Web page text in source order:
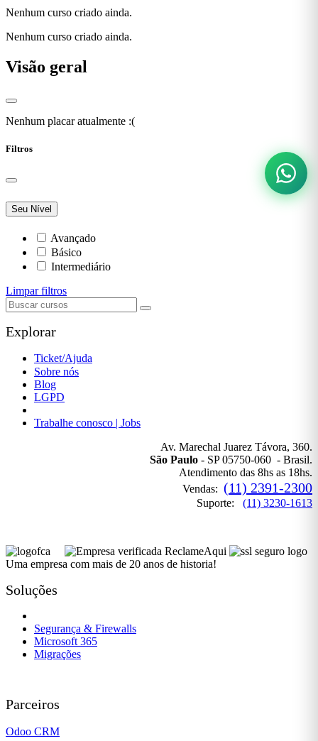
Nenhum curso criado ainda.
Nenhum curso criado ainda.
Visão geral
Nenhum placar atualmente :(
Filtros
Seu Nível
Avançado
Básico
Intermediário
Limpar filtros
Explorar
Ticket/Ajuda
Sobre nós
Blog
LGPD
Trabalhe conosco | Jobs
Av. Marechal Juarez Távora, 360.
São Paulo - SP 05750-060 - Brasil.
Atendimento das 8hs as 18hs.
Vendas: (11) 2391-2300
Suporte: (11) 3230-1613
Uma empresa com mais de 20 anos de historia!
Soluções
Segurança & Firewalls
Microsoft 365
Migrações
Parceiros
Odoo CRM